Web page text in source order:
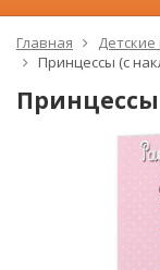
Главная Детские
Принцессы (с